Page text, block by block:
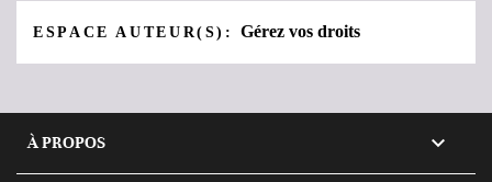
ESPACE AUTEUR(S):Gérez vos droits
À PROPOS 